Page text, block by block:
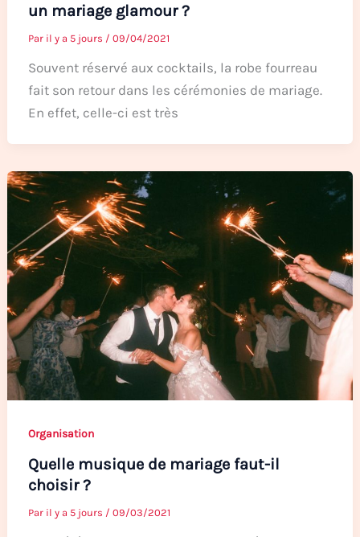
un mariage glamour ?
Par il y a 5 jours / 09/04/2021
Souvent réservé aux cocktails, la robe fourreau
fait son retour dans les cérémonies de mariage.
En effet, celle-ci est très
Organisation
Quelle musique de mariage faut-il
choisir ?
Par il y a 5 jours / 09/03/2021